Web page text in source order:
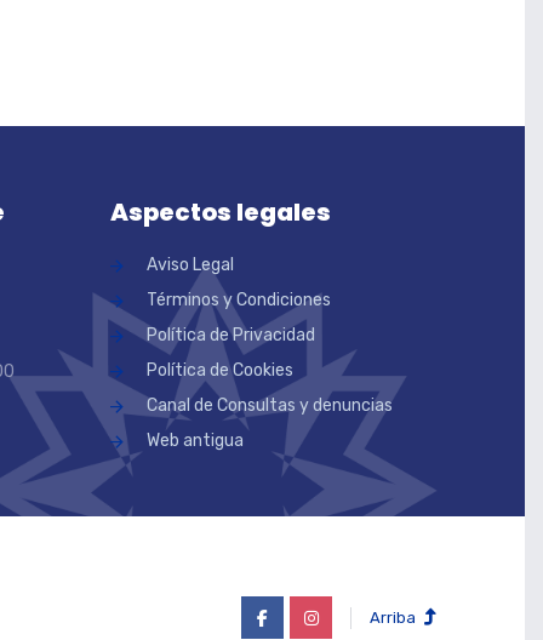
Aspectos legales
Aviso Legal
Términos y Condiciones
Política de Privacidad
Política de Cookies
Canal de Consultas y denuncias
Web antigua
Arriba